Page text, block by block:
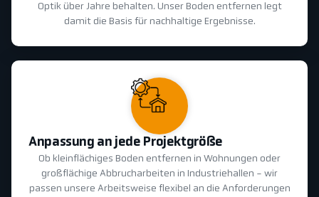
Optik über Jahre behalten. Unser Boden entfernen legt
damit die Basis für nachhaltige Ergebnisse.
Anpassung an jede Projektgröße
Ob kleinflächiges Boden entfernen in Wohnungen oder
großflächige Abbrucharbeiten in Industriehallen - wir
passen unsere Arbeitsweise flexibel an die Anforderungen